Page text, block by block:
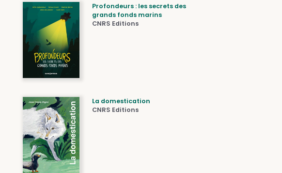
Profondeurs : les secrets des
grands fonds marins
CNRS Editions
La domestication
CNRS Editions